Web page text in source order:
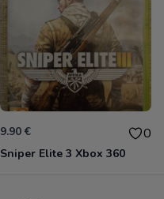
9.90 € 0
Sniper Elite 3 Xbox 360